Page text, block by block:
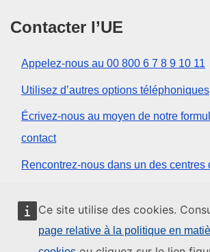
Ce site utilise des cookies.
page relative à la politique en
Contacter l’UE
Appelez-nous au 00 800 6 7 8 9 10 11
Utilisez d’autres options téléphoniques
Écrivez-nous au moyen de notre
contact
Rencontrez-nous dans un des centres
Réseaux sociaux